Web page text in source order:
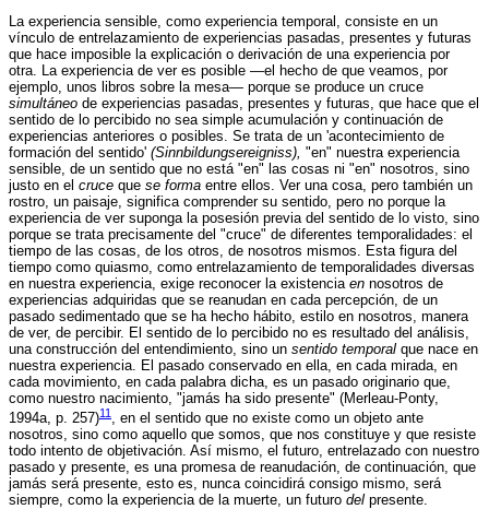
La experiencia sensible, como experiencia temporal, consiste en un
vínculo de entrelazamiento de experiencias pasadas, presentes y futuras
que hace imposible la explicación o derivación de una experiencia por
otra. La experiencia de ver es posible —el hecho de que veamos, por
ejemplo, unos libros sobre la mesa— porque se produce un cruce
simultáneo de experiencias pasadas, presentes y futuras, que hace que el
sentido de lo percibido no sea simple acumulación y continuación de
experiencias anteriores o posibles. Se trata de un 'acontecimiento de
formación del sentido' (Sinnbildungsereigniss), "en" nuestra experiencia
sensible, de un sentido que no está "en" las cosas ni "en" nosotros, sino
justo en el cruce que se forma entre ellos. Ver una cosa, pero también un
rostro, un paisaje, significa comprender su sentido, pero no porque la
experiencia de ver suponga la posesión previa del sentido de lo visto, sino
porque se trata precisamente del "cruce" de diferentes temporalidades: el
tiempo de las cosas, de los otros, de nosotros mismos. Esta figura del
tiempo como quiasmo, como entrelazamiento de temporalidades diversas
en nuestra experiencia, exige reconocer la existencia en nosotros de
experiencias adquiridas que se reanudan en cada percepción, de un
pasado sedimentado que se ha hecho hábito, estilo en nosotros, manera
de ver, de percibir. El sentido de lo percibido no es resultado del análisis,
una construcción del entendimiento, sino un sentido temporal que nace en
nuestra experiencia. El pasado conservado en ella, en cada mirada, en
cada movimiento, en cada palabra dicha, es un pasado originario que,
como nuestro nacimiento, "jamás ha sido presente" (Merleau-Ponty,
1994a, p. 257)11 , en el sentido que no existe como un objeto ante
nosotros, sino como aquello que somos, que nos constituye y que resiste
todo intento de objetivación. Así mismo, el futuro, entrelazado con nuestro
pasado y presente, es una promesa de reanudación, de continuación, que
jamás será presente, esto es, nunca coincidirá consigo mismo, será
siempre, como la experiencia de la muerte, un futuro del presente.